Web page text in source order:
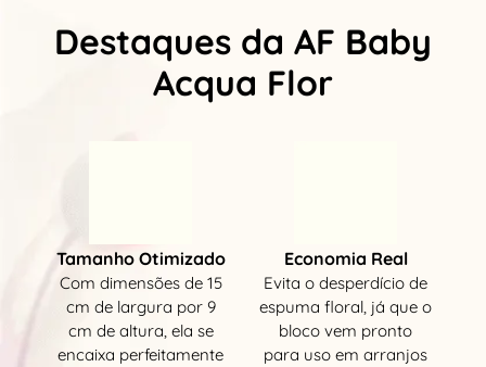
Destaques da AF Baby
Acqua Flor
Tamanho Otimizado
Com dimensões de 15
cm de largura por 9
cm de altura, ela se
encaixa perfeitamente
Economia Real
Evita o desperdício de
espuma floral, já que o
bloco vem pronto
para uso em arranjos